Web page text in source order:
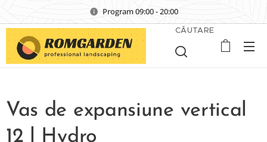
Program 09:00 - 20:00
CĂUTARE
Vas de expansiune vertical
12 l Hydro